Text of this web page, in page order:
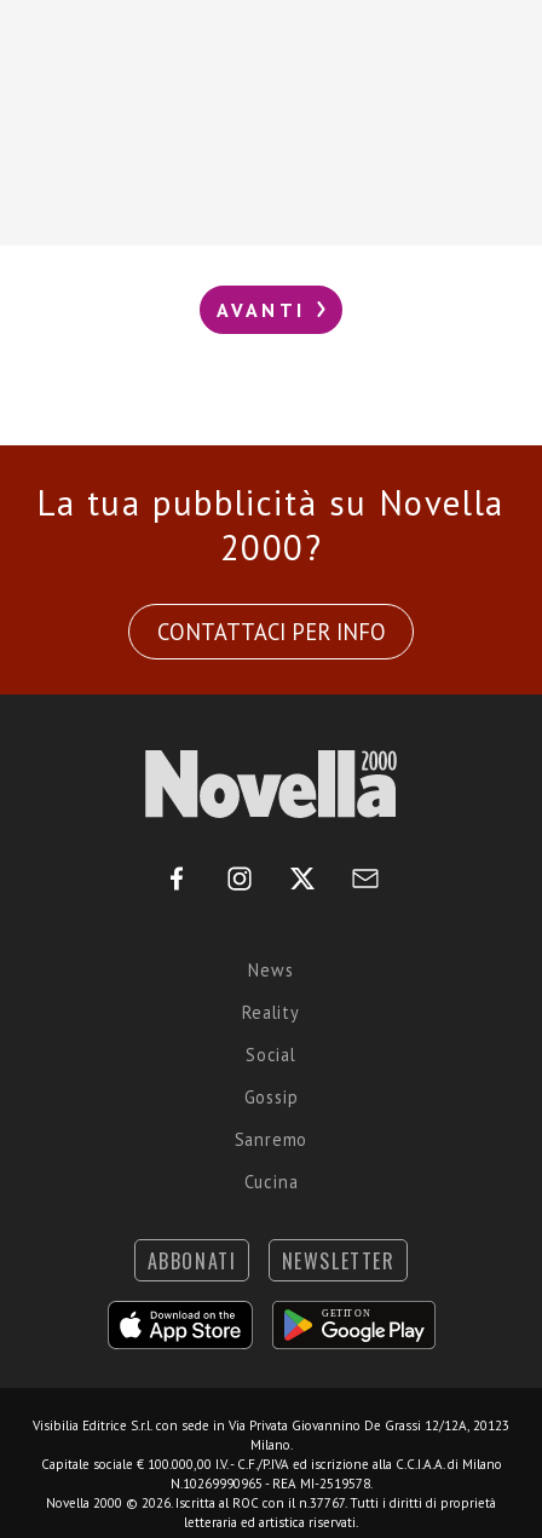
AVANTI
La tua pubblicità su Novella
2000?
CONTATTACI PER INFO
News
Reality
Social
Gossip
Sanremo
Cucina
ABBONATI NEWSLETTER
Visibilia Editrice S.r.l. con sede in Via Privata Giovannino De Grassi 12/12A, 20123
Milano.
Capitale sociale € 100.000,00 I.V. - C.F./P.IVA ed iscrizione alla C.C.I.A.A. di Milano
N.10269990965 - REA MI-2519578.
Novella 2000 © 2026. Iscritta al ROC con il n.37767. Tutti i diritti di proprietà
letteraria ed artistica riservati.